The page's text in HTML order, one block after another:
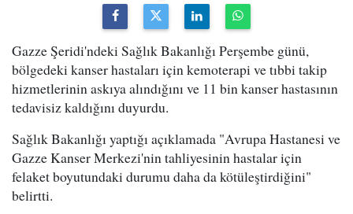
Gazze Şeridi'ndeki Sağlık Bakanlığı Perşembe günü,
bölgedeki kanser hastaları için kemoterapi ve tıbbi takip
hizmetlerinin askıya alındığını ve 11 bin kanser hastasının
tedavisiz kaldığını duyurdu.
Sağlık Bakanlığı yaptığı açıklamada "Avrupa Hastanesi ve
Gazze Kanser Merkezi'nin tahliyesinin hastalar için
felaket boyutundaki durumu daha da kötüleştirdiğini"
belirtti.